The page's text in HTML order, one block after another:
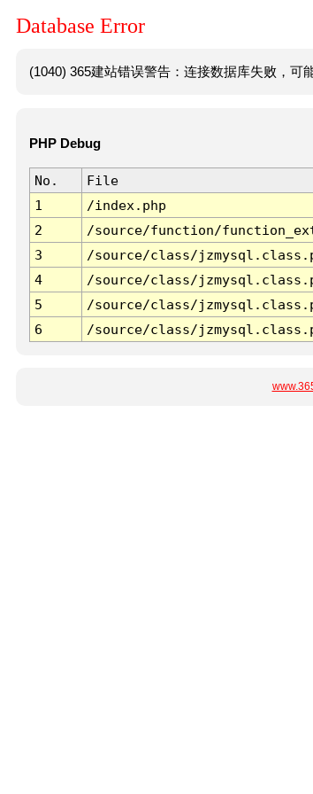
Database Error
(1040) 365建站错误警告：连接数据库失败，可
PHP Debug
No. File
1
/index.php
2
/source/function/
3
/source/class/
4
/source/class/
5
/source/class/
6
/source/class/